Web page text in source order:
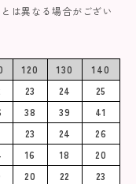
は異なる場合がござい
120 130
140
23 24
25
38 39
41
23 24
26
16 18
20
20 22 23